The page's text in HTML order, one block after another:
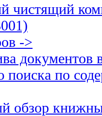
чистящий
->
документов
поиска по
обзор